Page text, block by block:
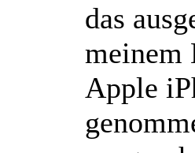
das
meinem
Apple